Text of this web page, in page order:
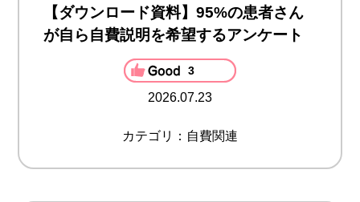
【ダウンロード資料】95%の患者さん
が自ら自費説明を希望するアンケート
3
2026.07.23
カテゴリ：自費関連